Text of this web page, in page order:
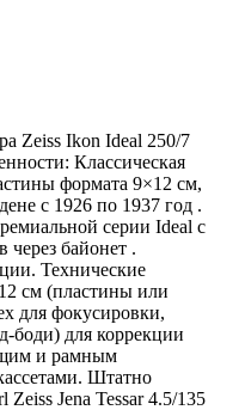
Zeiss Ikon Ideal 250/7
Классическая
формата 9×12 см,
с 1926 по 1937 год .
серии Ideal с
байонет .
Технические
см (пластины или
для фокусировки,
боди) для коррекции
и рамным
Штатно
Zeiss Jena Tessar 4.5/135